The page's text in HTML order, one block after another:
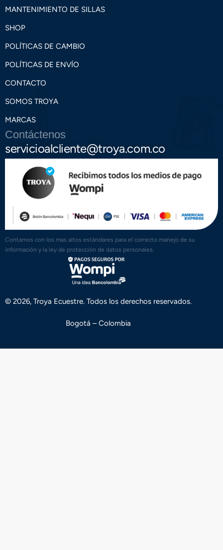
MANTENIMIENTO DE SILLAS
SHOP
POLÍTICAS DE CAMBIO
POLÍTICAS DE ENVÍO
CONTACTO
SOMOS TROYA
MARCAS
Contáctenos
servicioalcliente@troya.com.co
Contamos con los mas altos estándares para el correcto manejo de su
información y la ley de protección de datos personales.
© 2026, Troya Ecuestre. Todos los derechos reservados.
Bogotá – Colombia